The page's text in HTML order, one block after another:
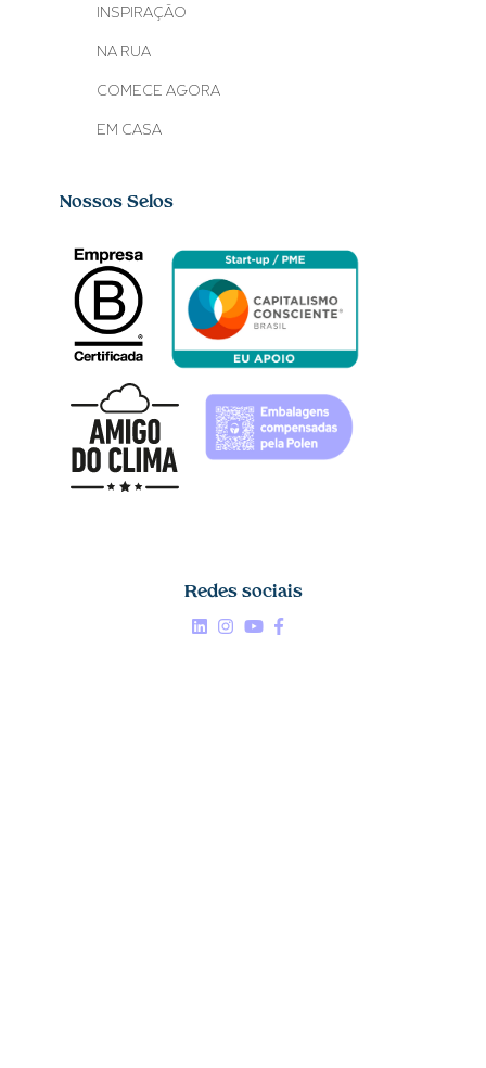
INSPIRAÇÃO
NA RUA
COMECE AGORA
EM CASA
Nossos Selos
Redes sociais
Linkedin
  